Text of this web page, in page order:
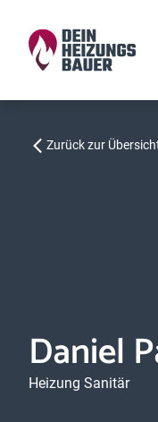
Zurück zur
Daniel
Heizung Sanitär